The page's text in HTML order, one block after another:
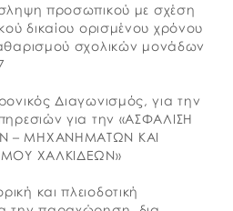
προσωπικού με σχέση
δικαίου ορισμένου χρόνου
σχολικών μονάδων
Διαγωνισμός, για την
για την «ΑΣΦΑΛΙΣΗ
– ΜΗΧΑΝΗΜΑΤΩΝ ΚΑΙ
ΧΑΛΚΙΔΕΩΝ»
και πλειοδοτική